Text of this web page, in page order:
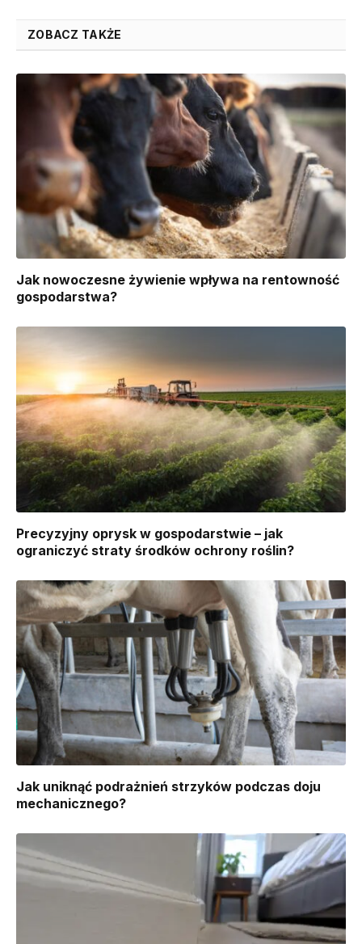
ZOBACZ TAKŻE
Jak nowoczesne żywienie wpływa na rentowność
gospodarstwa?
Precyzyjny oprysk w gospodarstwie – jak
ograniczyć straty środków ochrony roślin?
Jak uniknąć podrażnień strzyków podczas doju
mechanicznego?